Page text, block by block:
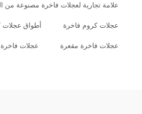
علامة تجارية لعجلات فاخرة مصنوعة من
عجلات كروم فاخرة أطواق عجلات
عجلات فاخرة مقعرة عجلات